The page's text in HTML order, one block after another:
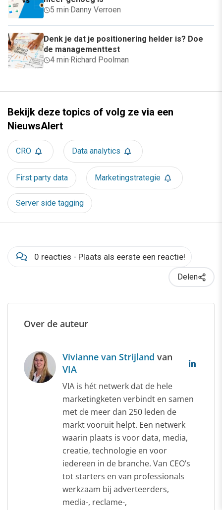
5 min·Danny Verroen
Denk je dat je positionering helder is? Doe
de managementtest
4 min·Richard Poolman
Bekijk deze topics of volg ze via een
NieuwsAlert
CRO Data analytics
First party data Marketingstrategie
Server side tagging
0 reacties - Plaats als eerste een reactie!
Delen
Over de auteur
Vivianne van Strijland van
VIA
VIA is hét netwerk dat de hele
marketingketen verbindt en samen
met de meer dan 250 leden de
markt vooruit helpt. Een netwerk
waarin plaats is voor data, media,
creatie, technologie en voor
iedereen in de branche. Van CEO’s
tot starters en van professionals
werkzaam bij adverteerders,
media-, reclame-,